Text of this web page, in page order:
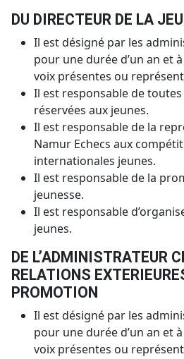
DU DIRECTEUR DE LA
Il est désigné par les
pour une durée d’un an et
voix présentes ou
Il est responsable de
réservées aux jeunes.
Il est responsable de la
Namur Echecs aux
internationales jeunes.
Il est responsable de la
jeunesse.
Il est responsable
jeunes.
DE L’ADMINISTRATEUR
RELATIONS
PROMOTION
Il est désigné par les
pour une durée d’un an et
voix présentes ou